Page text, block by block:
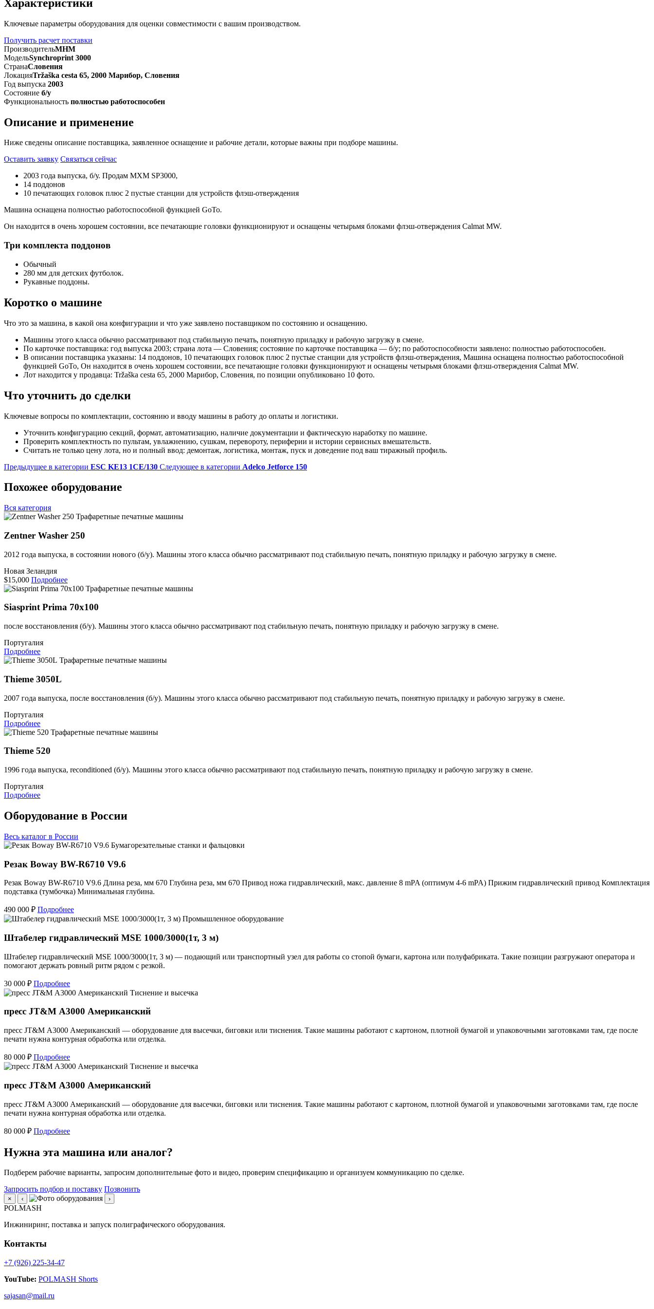
Характеристики
Ключевые параметры оборудования для оценки совместимости с вашим производством.
Получить расчет поставки
ПроизводительMHM
МодельSynchroprint 3000
СтранаСловения
ЛокацияTržaška cesta 65, 2000 Марибор, Словения
Год выпуска 2003
Состояние б/у
Функциональность полностью работоспособен
Описание и применение
Ниже сведены описание поставщика, заявленное оснащение и рабочие детали, которые важны при подборе машины.
Оставить заявку Связаться сейчас
2003 года выпуска, б/у. Продам МХМ SP3000,
14 поддонов
10 печатающих головок плюс 2 пустые станции для устройств флэш-отверждения
Машина оснащена полностью работоспособной функцией GoTo.
Он находится в очень хорошем состоянии, все печатающие головки функционируют и оснащены четырьмя блоками флэш-отверждения Calmat MW.
Три комплекта поддонов
Обычный
280 мм для детских футболок.
Рукавные поддоны.
Коротко о машине
Что это за машина, в какой она конфигурации и что уже заявлено поставщиком по состоянию и оснащению.
Машины этого класса обычно рассматривают под стабильную печать, понятную приладку и рабочую загрузку в смене.
По карточке поставщика: год выпуска 2003; страна лота — Словения; состояние по карточке поставщика — б/у; по работоспособности заявлено: полностью работоспособен.
В описании поставщика указаны: 14 поддонов, 10 печатающих головок плюс 2 пустые станции для устройств флэш-отверждения, Машина оснащена полностью работоспособной
функцией GoTo, Он находится в очень хорошем состоянии, все печатающие головки функционируют и оснащены четырьмя блоками флэш-отверждения Calmat MW.
Лот находится у продавца: Tržaška cesta 65, 2000 Марибор, Словения, по позиции опубликовано 10 фото.
Что уточнить до сделки
Ключевые вопросы по комплектации, состоянию и вводу машины в работу до оплаты и логистики.
Уточнить конфигурацию секций, формат, автоматизацию, наличие документации и фактическую наработку по машине.
Проверить комплектность по пультам, увлажнению, сушкам, перевороту, периферии и истории сервисных вмешательств.
Считать не только цену лота, но и полный ввод: демонтаж, логистика, монтаж, пуск и доведение под ваш тиражный профиль.
Предыдущее в категории ESC KE13 1CE/130 Следующее в категории Adelco Jetforce 150
Похожее оборудование
Вся категория
Трафаретные печатные машины
Zentner Washer 250
2012 года выпуска, в состоянии нового (б/у). Машины этого класса обычно рассматривают под стабильную печать, понятную приладку и рабочую загрузку в смене.
Новая Зеландия
$15,000 Подробнее
Трафаретные печатные машины
Siasprint Prima 70x100
после восстановления (б/у). Машины этого класса обычно рассматривают под стабильную печать, понятную приладку и рабочую загрузку в смене.
Португалия
Подробнее
Трафаретные печатные машины
Thieme 3050L
2007 года выпуска, после восстановления (б/у). Машины этого класса обычно рассматривают под стабильную печать, понятную приладку и рабочую загрузку в смене.
Португалия
Подробнее
Трафаретные печатные машины
Thieme 520
1996 года выпуска, reconditioned (б/у). Машины этого класса обычно рассматривают под стабильную печать, понятную приладку и рабочую загрузку в смене.
Португалия
Подробнее
Оборудование в России
Весь каталог в России
Бумагорезательные станки и фальцовки
Резак Boway BW-R6710 V9.6
Резак Boway BW-R6710 V9.6 Длина реза, мм 670 Глубина реза, мм 670 Привод ножа гидравлический, макс. давление 8 mPA (оптимум 4-6 mPA) Прижим гидравлический привод Комплектация
подставка (тумбочка) Минимальная глубина.
490 000 ₽ Подробнее
Промышленное оборудование
Штабелер гидравлический MSE 1000/3000(1т, 3 м)
Штабелер гидравлический MSE 1000/3000(1т, 3 м) — подающий или транспортный узел для работы со стопой бумаги, картона или полуфабриката. Такие позиции разгружают оператора и
помогают держать ровный ритм рядом с резкой.
30 000 ₽ Подробнее
Тиснение и высечка
пресс JT&M А3000 Американский
пресс JT&M А3000 Американский — оборудование для высечки, биговки или тиснения. Такие машины работают с картоном, плотной бумагой и упаковочными заготовками там, где после
печати нужна контурная обработка или отделка.
80 000 ₽ Подробнее
Тиснение и высечка
пресс JT&M А3000 Американский
пресс JT&M А3000 Американский — оборудование для высечки, биговки или тиснения. Такие машины работают с картоном, плотной бумагой и упаковочными заготовками там, где после
печати нужна контурная обработка или отделка.
80 000 ₽ Подробнее
Нужна эта машина или аналог?
Подберем рабочие варианты, запросим дополнительные фото и видео, проверим спецификацию и организуем коммуникацию по сделке.
Запросить подбор и поставку Позвонить
× ‹ ›
POLMASH
Инжиниринг, поставка и запуск полиграфического оборудования.
Контакты
+7 (926) 225-34-47
YouTube: POLMASH Shorts
sajasan@mail.ru